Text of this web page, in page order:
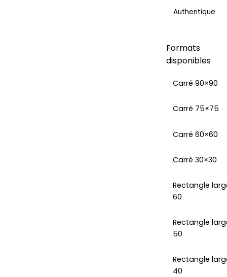
Authentique
Formats
disponibles
Carré 90×90
Carré 75×75
Carré 60×60
Carré 30×30
Rectangle
60
Rectangle
50
Rectangle
40